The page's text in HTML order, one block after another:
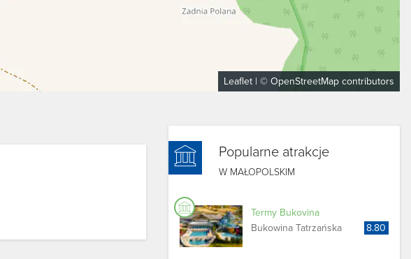
Leaflet | © OpenStreetMap contributors
Popularne atrakcje
W MAŁOPOLSKIM
Termy Bukovina
Bukowina Tatrzańska
8.80